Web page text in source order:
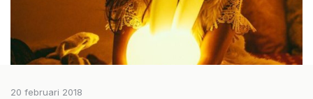
20 februari 2018